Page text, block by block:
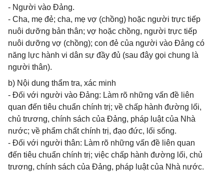
- Người vào Đảng.
- Cha, mẹ đẻ; cha, mẹ vợ (chồng) hoặc người trực tiếp
nuôi dưỡng bản thân; vợ hoặc chồng, người trực tiếp
nuôi dưỡng vợ (chồng); con đẻ của người vào Đảng có
năng lực hành vi dân sự đầy đủ (sau đây gọi chung là
người thân).
b) Nội dung thẩm tra, xác minh
- Đối với người vào Đảng: Làm rõ những vấn đề liên
quan đến tiêu chuẩn chính trị; về chấp hành đường lối,
chủ trương, chính sách của Đảng, pháp luật của Nhà
nước; về phẩm chất chính trị, đạo đức, lối sống.
- Đối với người thân: Làm rõ những vấn đề liên quan
đến tiêu chuẩn chính trị; việc chấp hành đường lối, chủ
trương, chính sách của Đảng, pháp luật của Nhà nước.